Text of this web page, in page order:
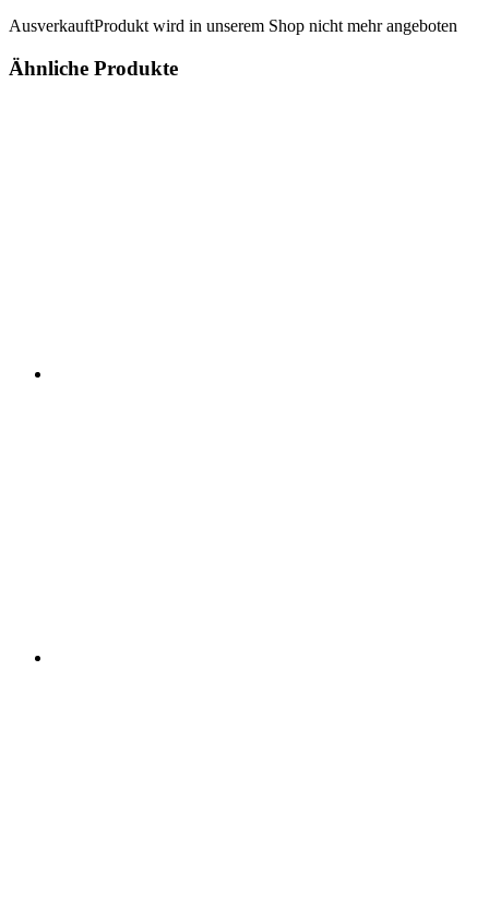
AusverkauftProdukt wird in unserem Shop nicht mehr angeboten
Ähnliche Produkte